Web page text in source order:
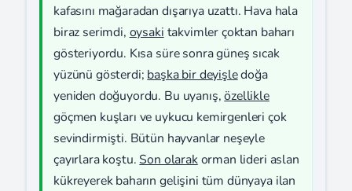
kafasını mağaradan dışarıya uzattı. Hava hala
biraz serimdi,oysakitakvimler çoktan baharı
gösteriyordu. Kısa süre sonra güneş sıcak
yüzünü gösterdi;başka bir deyişledoğa
yeniden doğuyordu. Bu uyanış,özellikle
göçmen kuşları ve uykucu kemirgenleri çok
sevindirmişti. Bütün hayvanlar neşeyle
çayırlara koştu.Son olarakorman lideri aslan
kükreyerek baharın gelişini tüm dünyaya ilan